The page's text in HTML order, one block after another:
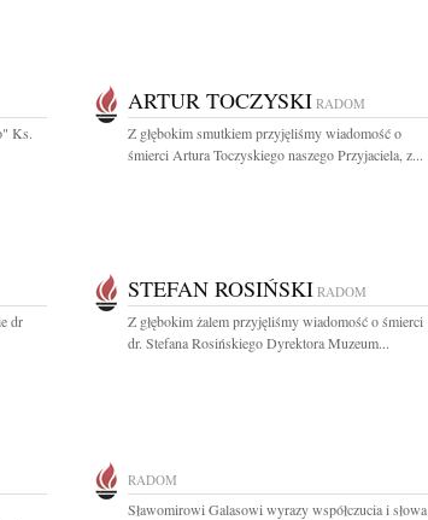
Ks.
ARTUR TOCZYSKI RADOM
Z głębokim smutkiem przyjęliśmy wiadomość o
śmierci Artura Toczyskiego naszego Przyjaciela, z...
dr
STEFAN ROSIŃSKI RADOM
Z głębokim żalem przyjęliśmy wiadomość o śmierci
dr. Stefana Rosińskiego Dyrektora Muzeum...
RADOM
Sławomirowi Galasowi wyrazy współczucia i słowa